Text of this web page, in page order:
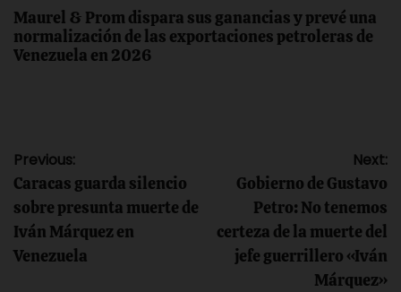
Maurel & Prom dispara sus ganancias y prevé una
normalización de las exportaciones petroleras de
Venezuela en 2026
Navegación
de
entradas
Previous:
Caracas guarda silencio
sobre presunta muerte de
Iván Márquez en
Venezuela
Next:
Gobierno de Gustavo
Petro: No tenemos
certeza de la muerte del
jefe guerrillero «Iván
Márquez»